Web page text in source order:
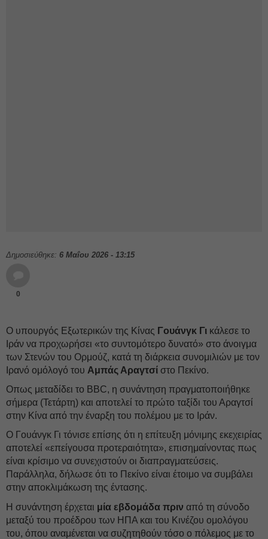
Δημοσιεύθηκε: 6 Μαΐου 2026 - 13:15
0
Ο υπουργός Εξωτερικών της Κίνας Γουάνγκ Γι κάλεσε το
Ιράν να προχωρήσει «το συντομότερο δυνατό» στο άνοιγμα
των Στενών του Ορμούζ, κατά τη διάρκεια συνομιλιών με τον
Ιρανό ομόλογό του Αμπάς Αραγτσί στο Πεκίνο.
Οπως μεταδίδει το BBC, η συνάντηση πραγματοποιήθηκε
σήμερα (Τετάρτη) και αποτελεί το πρώτο ταξίδι του Αραγτσί
στην Κίνα από την έναρξη του πολέμου με το Ιράν.
Ο Γουάνγκ Γι τόνισε επίσης ότι η επίτευξη μόνιμης εκεχειρίας
αποτελεί «επείγουσα προτεραιότητα», επισημαίνοντας πως
είναι κρίσιμο να συνεχιστούν οι διαπραγματεύσεις.
Παράλληλα, δήλωσε ότι το Πεκίνο είναι έτοιμο να συμβάλει
στην αποκλιμάκωση της έντασης.
Η συνάντηση έρχεται μία εβδομάδα πριν από τη σύνοδο
μεταξύ του προέδρου των ΗΠΑ και του Κινέζου ομολόγου
του, όπου αναμένεται να συζητηθούν τόσο ο πόλεμος με το